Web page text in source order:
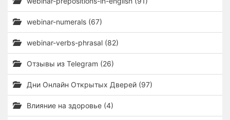
webinar-numerals (67)
webinar-verbs-phrasal (82)
Отзывы из Telegram (26)
Дни Онлайн Открытых Дверей (97)
Влияние на здоровье (4)